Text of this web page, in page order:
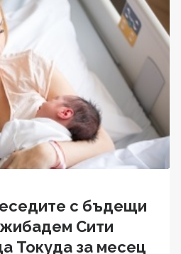
с бъдещи
Сити
Токуда за месец